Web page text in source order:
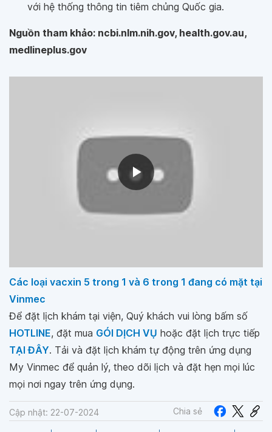
với hệ thống thông tin tiêm chủng Quốc gia.
Nguồn tham khảo: ncbi.nlm.nih.gov, health.gov.au,
medlineplus.gov
Các loại vacxin 5 trong 1 và 6 trong 1 đang có mặt tại
Vinmec
Để đặt lịch khám tại viện, Quý khách vui lòng bấm số
HOTLINE, đặt mua GÓI DỊCH VỤ hoặc đặt lịch trực tiếp
TẠI ĐÂY. Tải và đặt lịch khám tự động trên ứng dụng
My Vinmec để quản lý, theo dõi lịch và đặt hẹn mọi lúc
mọi nơi ngay trên ứng dụng.
Cập nhật: 22-07-2024 Chia sẻ